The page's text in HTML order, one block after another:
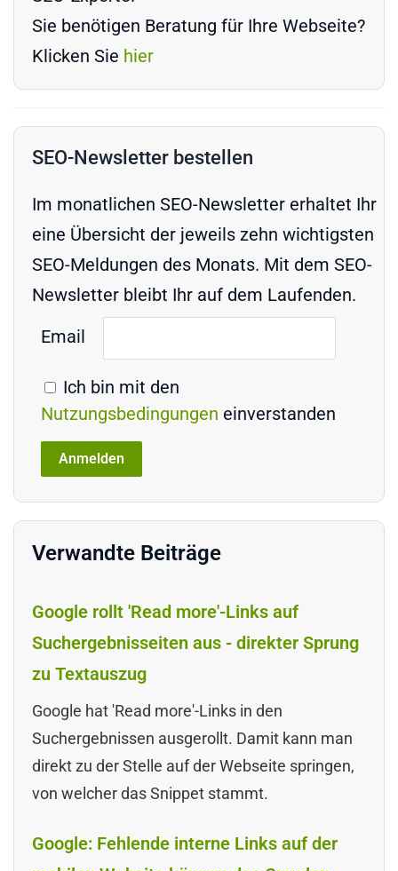
Sie benötigen Beratung für Ihre Webseite?
Klicken Sie hier
SEO-Newsletter bestellen
Im monatlichen SEO-Newsletter erhaltet Ihr
eine Übersicht der jeweils zehn wichtigsten
SEO-Meldungen des Monats. Mit dem SEO-
Newsletter bleibt Ihr auf dem Laufenden.
Email
Ich bin mit den
Nutzungsbedingungen einverstanden
Verwandte Beiträge
Google rollt 'Read more'-Links auf
Suchergebnisseiten aus - direkter Sprung
zu Textauszug
Google hat 'Read more'-Links in den
Suchergebnissen ausgerollt. Damit kann man
direkt zu der Stelle auf der Webseite springen,
von welcher das Snippet stammt.
Google: Fehlende interne Links auf der